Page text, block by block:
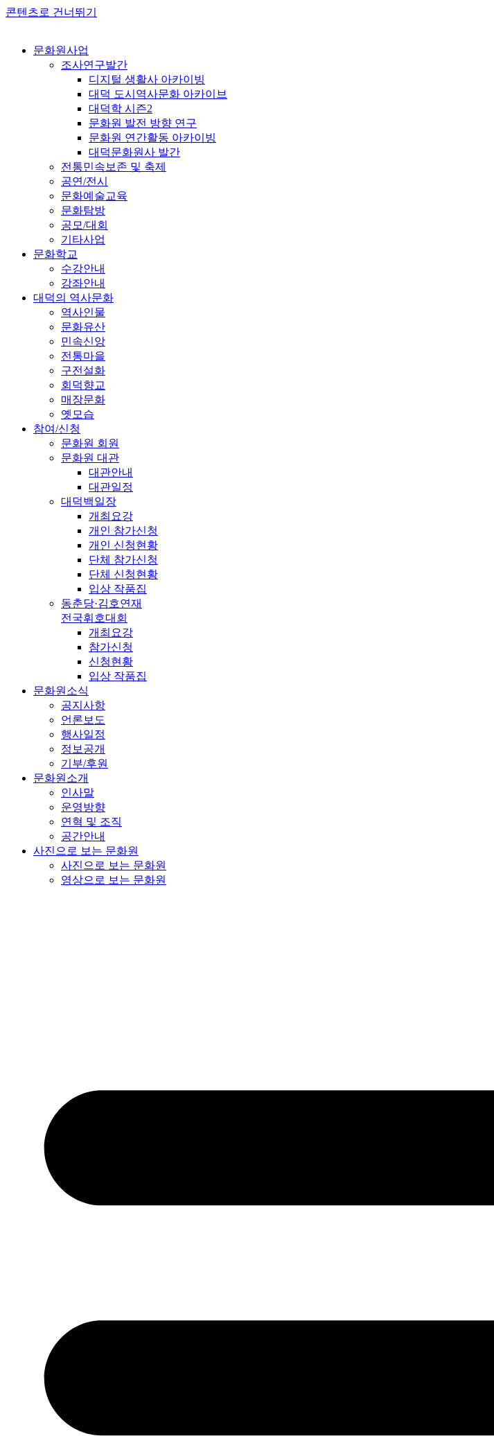
콘텐츠로 건너뛰기
문화원사업
조사연구발간
디지털 생활사 아카이빙
대덕 도시역사문화 아카이브
대덕학 시즌2
문화원 발전 방향 연구
문화원 연간활동 아카이빙
대덕문화원사 발간
전통민속보존 및 축제
공연/전시
문화예술교육
문화탐방
공모/대회
기타사업
문화학교
수강안내
강좌안내
대덕의 역사문화
역사인물
문화유산
민속신앙
전통마을
구전설화
회덕향교
매장문화
옛모습
참여/신청
문화원 회원
문화원 대관
대관안내
대관일정
대덕백일장
개최요강
개인 참가신청
개인 신청현황
단체 참가신청
단체 신청현황
입상 작품집
동춘당·김호연재
전국휘호대회
개최요강
참가신청
신청현황
입상 작품집
문화원소식
공지사항
언론보도
행사일정
정보공개
기부/후원
문화원소개
인사말
운영방향
연혁 및 조직
공간안내
사진으로 보는 문화원
사진으로 보는 문화원
영상으로 보는 문화원